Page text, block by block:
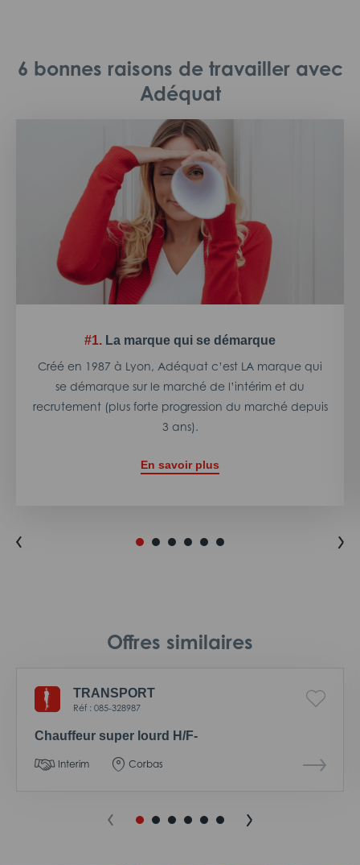
6 bonnes raisons de travailler avec
Adéquat
#1. La marque qui se démarque
Créé en 1987 à Lyon, Adéquat c’est LA marque qui
se démarque sur le marché de l’intérim et du
recrutement (plus forte progression du marché depuis
3 ans).
En savoir plus
Offres similaires
TRANSPORT
Réf : 085-328987
Chauffeur super lourd H/F-
Interim Corbas